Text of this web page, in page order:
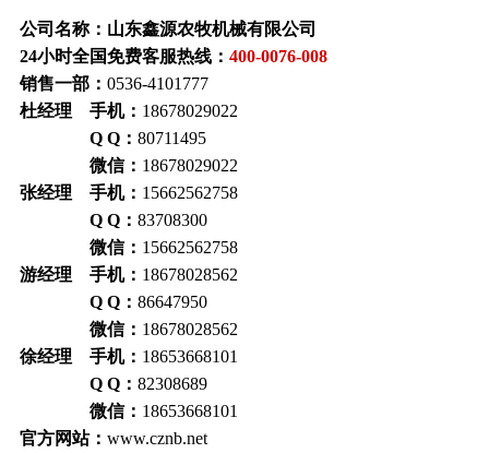
公司名称：山东鑫源农牧机械有限公司
24小时全国免费客服热线： 400-0076-008
销售一部： 0536-4101777
杜经理 手机： 18678029022
Q Q： 80711495
微信： 18678029022
张经理 手机： 15662562758
Q Q： 83708300
微信： 15662562758
游经理 手机： 18678028562
Q Q： 86647950
微信： 18678028562
徐经理 手机： 18653668101
Q Q： 82308689
微信： 18653668101
官方网站： www.cznb.net